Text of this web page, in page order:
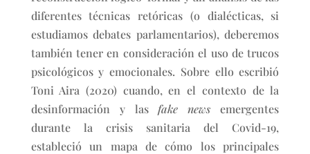
diferentes técnicas retóricas (o dialécticas, si
estudiamos debates parlamentarios), deberemos
también tener en consideración el uso de trucos
psicológicos y emocionales. Sobre ello escribió
Toni Aira (2020) cuando, en el contexto de la
desinformación y lasfake newsemergentes
durante la crisis sanitaria del Covid-19,
estableció un mapa de cómo los principales